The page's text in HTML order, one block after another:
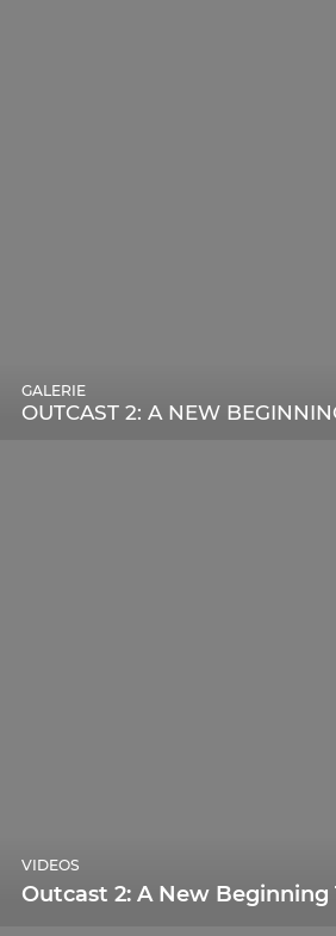
OUTCAST 2: A NEW
GALERIE
Outcast 2: A New Beginning
VIDEOS